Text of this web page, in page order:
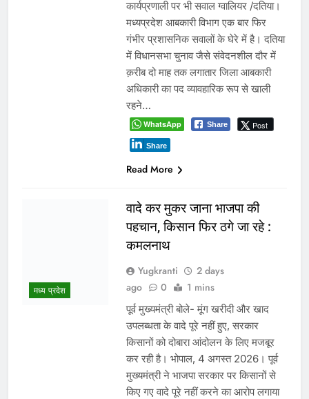
“लक्ष्य तय करें, डर नहीं आत्मविश्वास पालें”—
कमिश्नर शीलेन्द्र सिंह का विद्यार्थियों और
शिक्षकों को प्रेरक संदेश भोपाल। रीवा संभाग
में शिक्षा की गुणवत्ता सुधारने और विद्यार्थियों को
समय रहते सही करियर दिशा देने के उद्देश्य से
संभागायुक्त शीलेन्द्र सिंह ने एक अभिनव पहल
शुरू की है। इस नवाचार के तहत संभाग के
शिक्षकों को देश…
WhatsApp
Share
इंदौर में किसके संरक्षण में चल रहा
आबकारी सिंडिकेट?
Yugkranti
3 days
ago
0 1 mins
ट्रांसफर आदेश ठंडे बस्ते में, अवैध शराब
कारोबार पर भी सवाल भोपाल-इंदौर 4 जुलाई
2026। एक ओर मध्य प्रदेश के मुख्यमंत्री
डॉ. मोहन यादव का गृह नगर उज्जैन प्रदेश
का पहला ऐसा बड़ा शहर बन चुका है, जहां
शराब की दुकानों को पूरी तरह समाप्त कर दिया